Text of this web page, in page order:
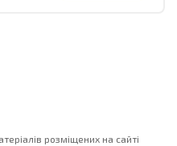
розміщених на сайті